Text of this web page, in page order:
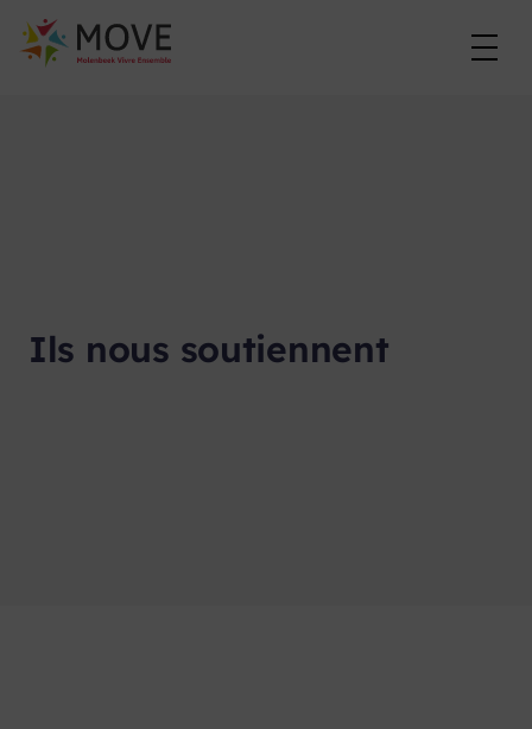
content
Ils nous soutiennent